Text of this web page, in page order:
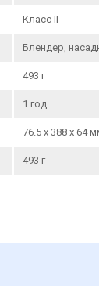
Класс II
Блендер,
493 г
1 год
76.5 x 388 x 64
493 г